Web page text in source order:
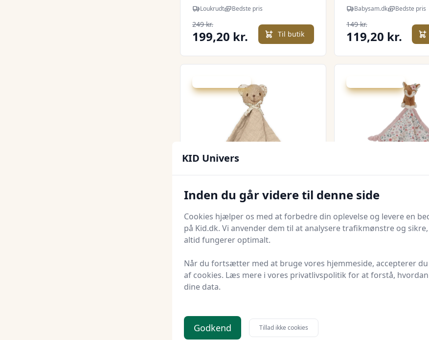
Loukrudt Bedste pris
249 kr.
199,20 kr. Til butik
Babysam.dk Bedste pris
149 kr.
119,20 kr.
Quick look
Cam Cam Copenhagen
Nusseklud - Bjørn - OCS -
Latte
Loukrudt Bedste pris
249 kr.
149,37 kr.
Nusseklud Fairy
Babysam.dk Bedste pris
119,20 kr.
KID Univers
Inden du går videre til denne side
Cookies hjælper os med at forbedre din oplevelse og levere en
på Kid.dk. Vi anvender dem til at analysere trafikmønstre og
altid fungerer optimalt.
Når du fortsætter med at bruge vores hjemmeside, accepterer
af cookies. Læs mere i vores privatlivspolitik for at forstå,
dine data.
Godkend Tillad ikke cookies